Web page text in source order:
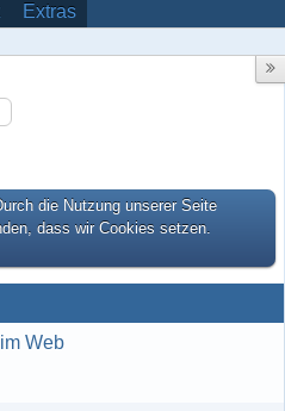
Extras
die Nutzung unserer Seite
dass wir Cookies setzen.
Web